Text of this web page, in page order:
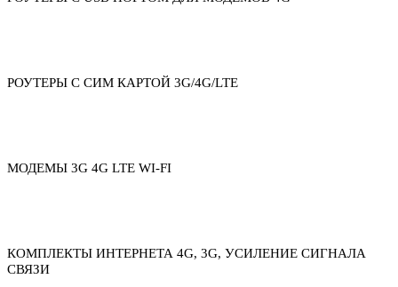
РОУТЕРЫ С СИМ КАРТОЙ 3G/4G/LTE
МОДЕМЫ 3G 4G LTE WI-FI
КОМПЛЕКТЫ ИНТЕРНЕТА 4G, 3G, УСИЛЕНИЕ СИГНАЛА
СВЯЗИ